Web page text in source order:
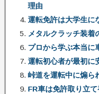
理由
運転免許は大学生に
メタルクラッチ装着
プロから学ぶ本当に
運転初心者が最初に
峠道を運転中に煽ら
FR車は免許取り立